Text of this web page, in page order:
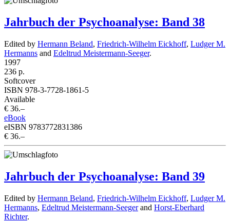
Jahrbuch der Psychoanalyse: Band 38
Edited by Hermann Beland, Friedrich-Wilhelm Eickhoff, Ludger M.
Hermanns and Edeltrud Meistermann-Seeger.
1997
236 p.
Softcover
ISBN 978-3-7728-1861-5
Available
€ 36.–
eBook
eISBN 9783772831386
€ 36.–
Jahrbuch der Psychoanalyse: Band 39
Edited by Hermann Beland, Friedrich-Wilhelm Eickhoff, Ludger M.
Hermanns, Edeltrud Meistermann-Seegerand Horst-Eberhard
Richter.